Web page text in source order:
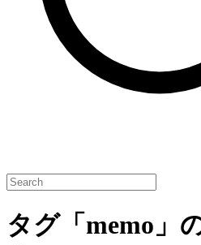
タグ「memo」